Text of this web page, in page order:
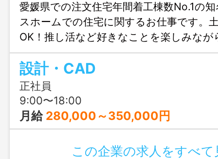
愛媛県での注文住宅年間着工棟数No.1の
スホームでの住宅に関するお仕事です。
OK！推し活など好きなことを楽しみな
きます♪結婚や出産のタイミングでも安心
も充実！人生設計が変わっても安定して
リアチェンジしてみませんか？職場見学
ます！
設計・CAD
正社員
9:00〜18:00
月給 280,000～350,000円
この企業の求人をすべて